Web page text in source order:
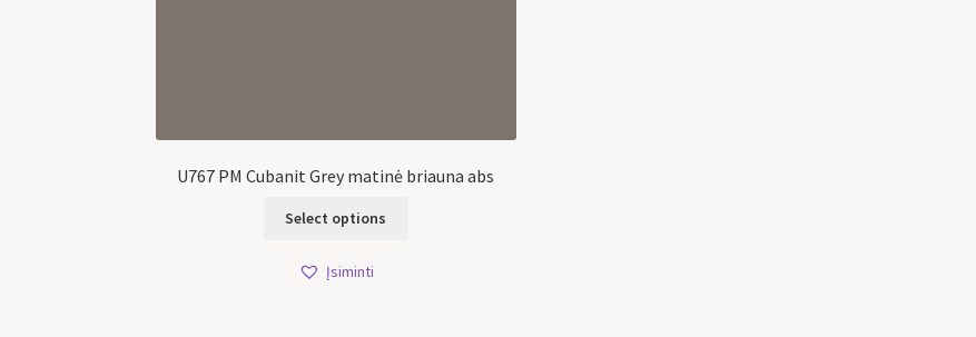
U767 PM Cubanit Grey matinė briauna abs
Select options
Įsiminti